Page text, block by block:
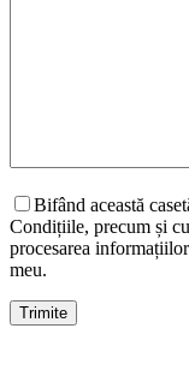
Bifând această
Condițiile, precum și
procesarea
meu.